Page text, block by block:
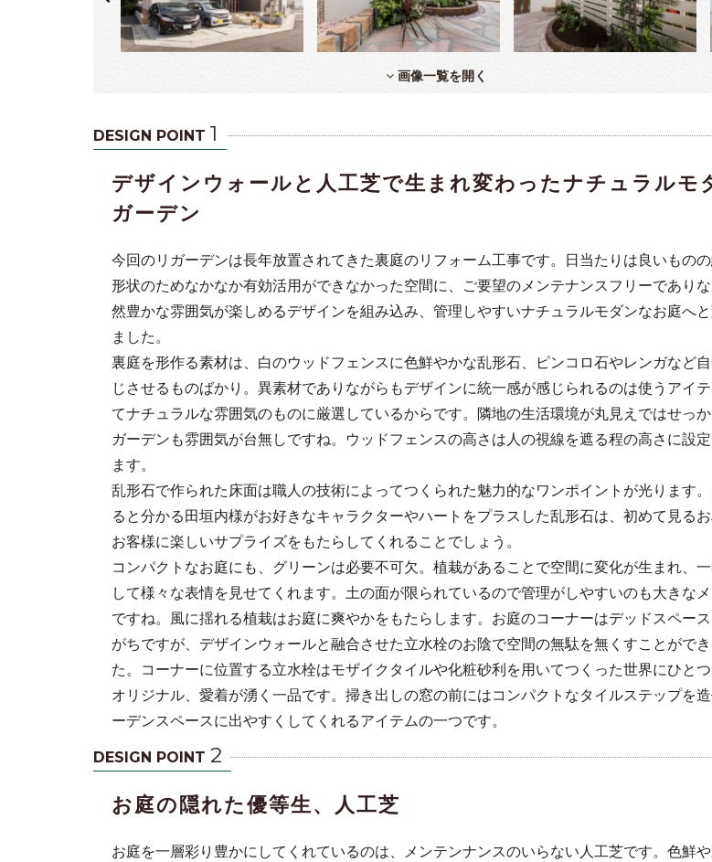
画像一覧を開く
DESIGN POINT 1
デザインウォールと人工芝で生まれ変わったナチュラルモ
ガーデン
今回のリガーデンは長年放置されてきた裏庭のリフォーム工事です。日当たりは良いもの
形状のためなかなか有効活用ができなかった空間に、ご要望のメンテナンスフリーであり
然豊かな雰囲気が楽しめるデザインを組み込み、管理しやすいナチュラルモダンなお庭へ
ました。
裏庭を形作る素材は、白のウッドフェンスに色鮮やかな乱形石、ピンコロ石やレンガなど
じさせるものばかり。異素材でありながらもデザインに統一感が感じられるのは使うアイ
てナチュラルな雰囲気のものに厳選しているからです。隣地の生活環境が丸見えではせっ
ガーデンも雰囲気が台無しですね。ウッドフェンスの高さは人の視線を遮る程の高さに設
ます。
乱形石で作られた床面は職人の技術によってつくられた魅力的なワンポイントが光ります
ると分かる田垣内様がお好きなキャラクターやハートをプラスした乱形石は、初めて見る
お客様に楽しいサプライズをもたらしてくれることでしょう。
コンパクトなお庭にも、グリーンは必要不可欠。植栽があることで空間に変化が生まれ、
して様々な表情を見せてくれます。土の面が限られているので管理がしやすいのも大きな
ですね。風に揺れる植栽はお庭に爽やかをもたらします。お庭のコーナーはデッドスペー
がちですが、デザインウォールと融合させた立水栓のお陰で空間の無駄を無くすことがで
た。コーナーに位置する立水栓はモザイクタイルや化粧砂利を用いてつくった世界にひと
オリジナル、愛着が湧く一品です。掃き出しの窓の前にはコンパクトなタイルステップを
ーデンスペースに出やすくしてくれるアイテムの一つです。
DESIGN POINT 2
お庭の隠れた優等生、人工芝
お庭を一層彩り豊かにしてくれているのは、メンテンナンスのいらない人工芝です。色鮮